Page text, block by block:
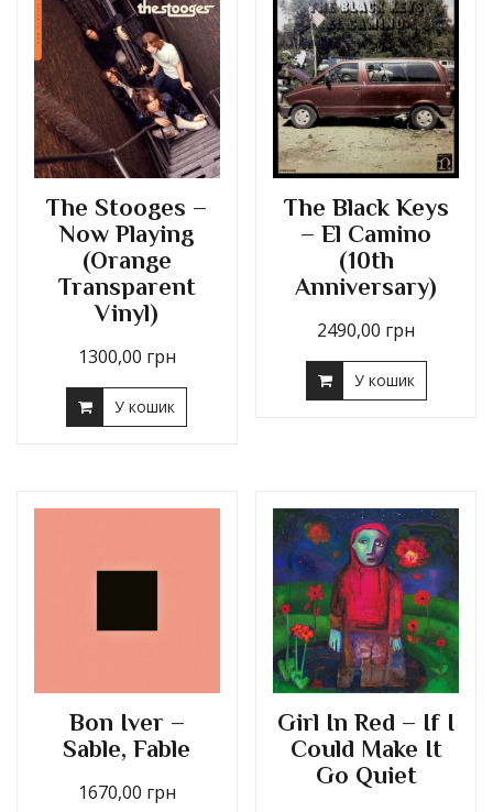
The Stooges –
Now Playing
(Orange
Transparent
Vinyl)
1300,00 грн
У кошик
The Black Keys
– El Camino
(10th
Anniversary)
2490,00 грн
У кошик
Bon Iver –
Sable, Fable
1670,00 грн
Girl In Red – If I
Could Make It
Go Quiet